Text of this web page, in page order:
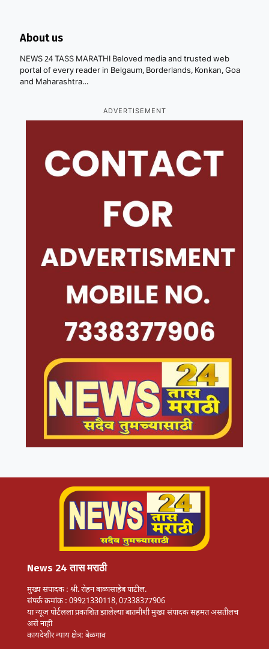
About us
NEWS 24 TASS MARATHI Beloved media and trusted web
portal of every reader in Belgaum, Borderlands, Konkan, Goa
and Maharashtra…
ADVERTISEMENT
News 24 तास मराठी
मुख्य संपादक : श्री. रोहन बाळासाहेब पाटील.
संपर्क क्रमांक : 09921330118, 07338377906
या न्यूज पोर्टलला प्रकाशित झालेल्या बातमीशी मुख्य संपादक सहमत असतीलच
असे नाही
कायदेशीर न्याय क्षेत्र: बेळगाव